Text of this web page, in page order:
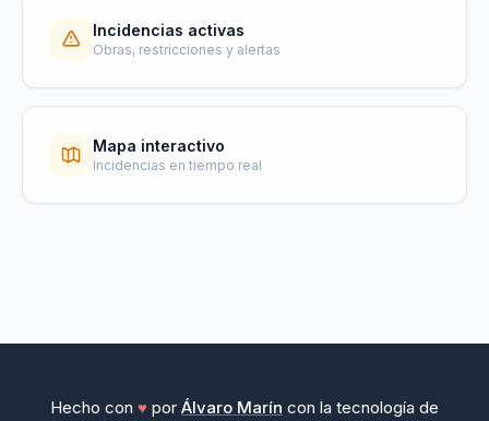
Incidencias activas
Obras, restricciones y alertas
Mapa interactivo
Incidencias en tiempo real
Hecho con ♥ por Álvaro Marín con la tecnología de